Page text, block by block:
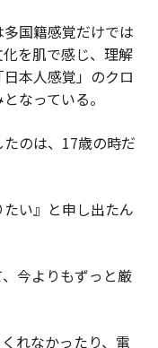
国籍感覚だけでは
を肌で感じ、理解
本人感覚」のクロ
なっている。
のは、17歳の時だ
たい』と申し出たん
今よりもずっと厳
れなかったり、電